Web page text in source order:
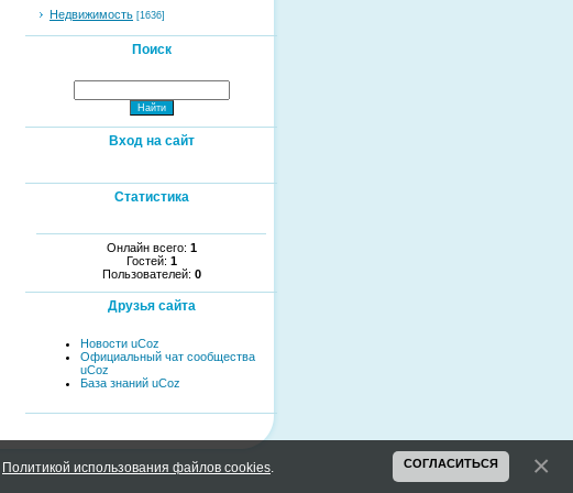
Недвижимость [1636]
Поиск
Вход на сайт
Статистика
Онлайн всего: 1
Гостей: 1
Пользователей: 0
Друзья сайта
Новости uCoz
Официальный чат сообщества
uCoz
База знаний uCoz
Политикой использования файлов cookies СОГЛАСИТЬСЯ